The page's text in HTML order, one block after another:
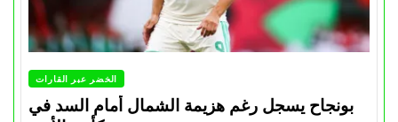
الخضر عبر القارات
بونجاح يسجل رغم هزيمة الشمال أمام السد في